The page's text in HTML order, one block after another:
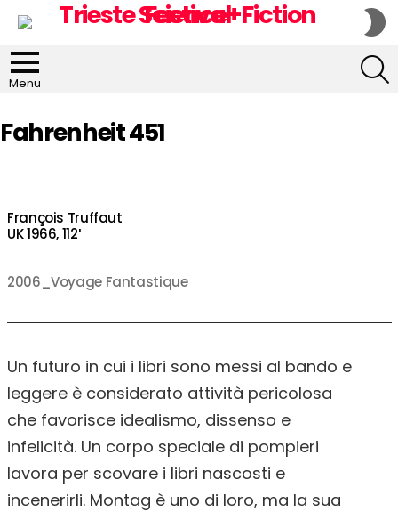
Menu
Fahrenheit 451
François Truffaut
UK 1966, 112′
2006_Voyage Fantastique
Un futuro in cui i libri sono messi al bando e
leggere è considerato attività pericolosa
che favorisce idealismo, dissenso e
infelicità. Un corpo speciale di pompieri
lavora per scovare i libri nascosti e
incenerirli. Montag è uno di loro, ma la sua